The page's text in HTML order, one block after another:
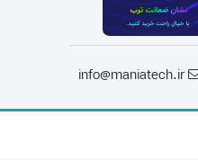
info@maniatech.ir